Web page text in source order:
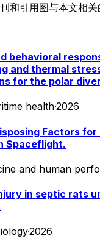
和引用图与本文相关
behavioral
and thermal
for the polar
health·2026
Factors
Spaceflight.
and human
in septic rats
·2026